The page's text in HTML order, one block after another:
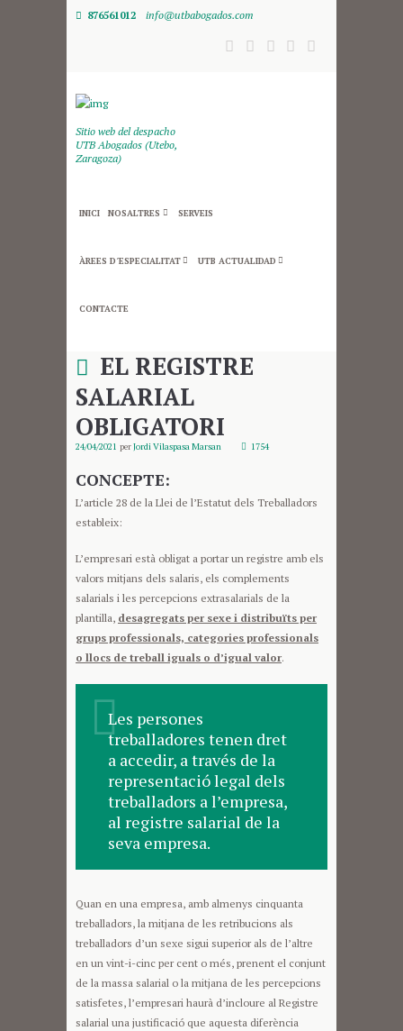
876561012 info@utbabogados.com
Sitio web del despacho
UTB Abogados (Utebo,
Zaragoza)
INICI NOSALTRES SERVEIS
ÀREES D´ESPECIALITAT UTB ACTUALIDAD
CONTACTE
EL REGISTRE
SALARIAL
OBLIGATORI
24/04/2021 perJordi Vilaspasa Marsan 1754
CONCEPTE:
L’article 28 de la Llei de l’Estatut dels Treballadors
estableix:
L’empresari està obligat a portar un registre amb els
valors mitjans dels salaris, els complements
salarials i les percepcions extrasalarials de la
plantilla, desagregats per sexe i distribuïts per
grups professionals, categories professionals
o llocs de treball iguals o d’igual valor.
Les persones
treballadores tenen dret
a accedir, a través de la
representació legal dels
treballadors a l’empresa,
al registre salarial de la
seva empresa.
Quan en una empresa, amb almenys cinquanta
treballadors, la mitjana de les retribucions als
treballadors d’un sexe sigui superior als de l’altre
en un vint-i-cinc per cent o més, prenent el conjunt
de la massa salarial o la mitjana de les percepcions
satisfetes, l’empresari haurà d’incloure al Registre
salarial una justificació que aquesta diferència